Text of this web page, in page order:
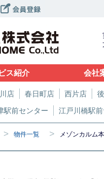
ス紹介 会社
店 春日町店 西片店
駅前センター 江戸川橋駅
> 物件一覧 > メゾンカルム